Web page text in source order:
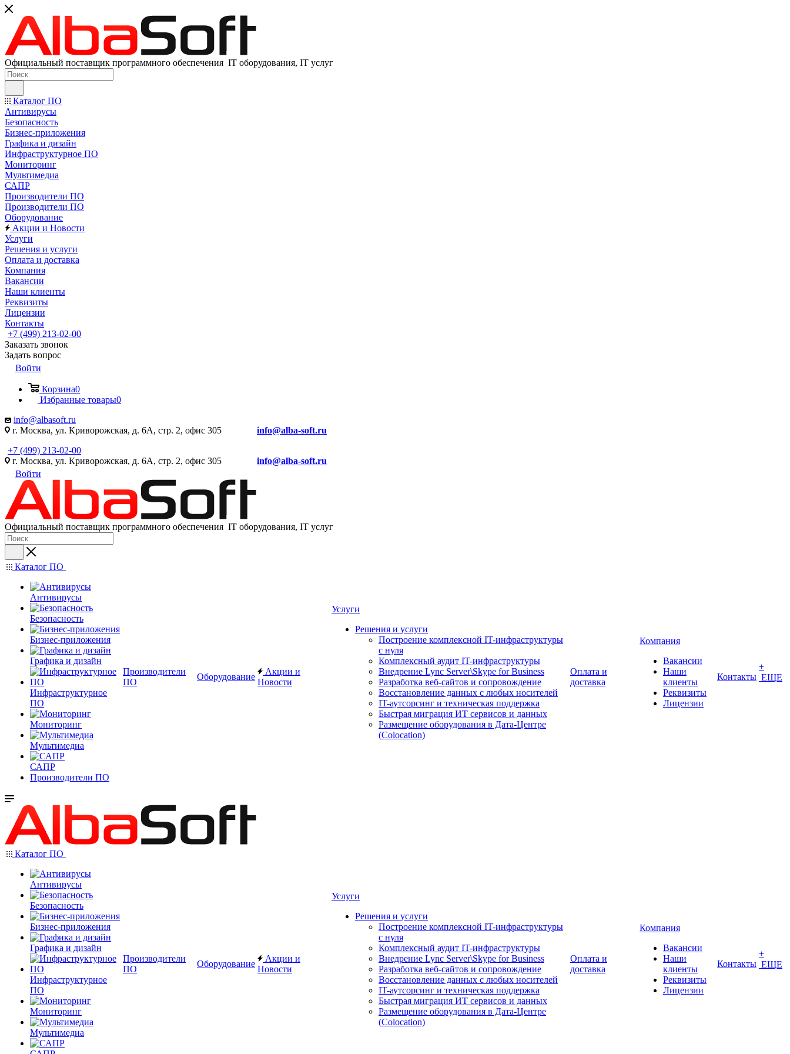
Официальный поставщик программного обеспечения IT оборудования, IT услуг
Каталог ПО
Антивирусы
Безопасность
Бизнес-приложения
Графика и дизайн
Инфраструктурное ПО
Мониторинг
Мультимедиа
САПР
Производители ПО
Производители ПО
Оборудование
Акции и Новости
Услуги
Решения и услуги
Оплата и доставка
Компания
Вакансии
Наши клиенты
Реквизиты
Лицензии
Контакты
+7 (499) 213-02-00
Заказать звонок
Задать вопрос
Войти
Корзина0
Избранные товары0
info@albasoft.ru
г. Москва, ул. Криворожская, д. 6А, стр. 2, офис 305 info@alba-soft.ru
+7 (499) 213-02-00
г. Москва, ул. Криворожская, д. 6А, стр. 2, офис 305 info@alba-soft.ru
Войти
Официальный поставщик программного обеспечения IT оборудования, IT услуг
Каталог ПО
Антивирусы
Безопасность
Бизнес-приложения
Графика и дизайн
Инфраструктурное
ПО
Мониторинг
Мультимедиа
САПР
Производители ПО
Производители
ПО
Оборудование
Акции и
Новости
Услуги
Решения и услуги
Построение комплексной IT-инфраструктуры
с нуля
Комплексный аудит IT-инфраструктуры
Внедрение Lync Server\Skype for Business
Разработка веб-сайтов и сопровождение
Восстановление данных с любых носителей
IT-аутсорсинг и техническая поддержка
Быстрая миграция ИТ сервисов и данных
Размещение оборудования в Дата-Центре
(Colocation)
Оплата и
доставка
Компания
Вакансии
Наши
клиенты
Реквизиты
Лицензии
Контакты
+
ЕЩЕ
Каталог ПО
Антивирусы
Безопасность
Бизнес-приложения
Графика и дизайн
Инфраструктурное
ПО
Мониторинг
Мультимедиа
Производители
ПО
Оборудование
Акции и
Новости
Услуги
Решения и услуги
Построение комплексной IT-инфраструктуры
с нуля
Комплексный аудит IT-инфраструктуры
Внедрение Lync Server\Skype for Business
Разработка веб-сайтов и сопровождение
Восстановление данных с любых носителей
IT-аутсорсинг и техническая поддержка
Быстрая миграция ИТ сервисов и данных
Размещение оборудования в Дата-Центре
(Colocation)
Оплата и
доставка
Компания
Вакансии
Наши
клиенты
Реквизиты
Лицензии
Контакты
+
ЕЩЕ